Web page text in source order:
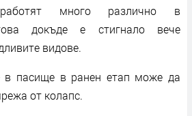
работят много различно в
докъде е стигнало вече
видове.
в пасище в ранен етап може да
от колапс.